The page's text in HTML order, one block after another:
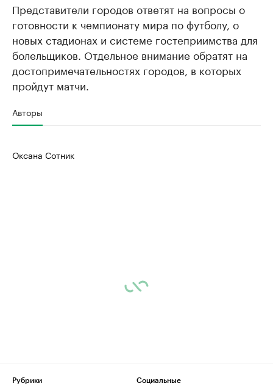
Представители городов ответят на вопросы о
готовности к чемпионату мира по футболу, о
новых стадионах и системе гостеприимства для
болельщиков. Отдельное внимание обратят на
достопримечательностях городов, в которых
пройдут матчи.
Авторы
Оксана Сотник
Рубрики
Социальные